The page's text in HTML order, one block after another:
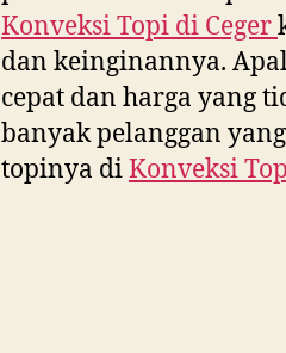
Konveksi Topi di Ceger
dan keinginannya.
cepat dan harga yang
banyak pelanggan
topinya diKonveksi